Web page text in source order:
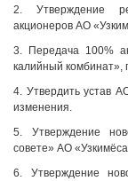
2. Утверждение
акционеров АО
3. Передача 100%
калийный
4. Утвердить устав
изменения.
5. Утверждение
совете» АО
6. Утверждение